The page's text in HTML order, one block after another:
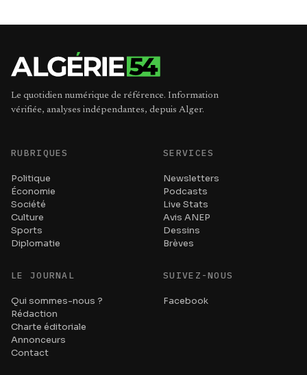
Le quotidien numérique de référence. Information
vérifiée, analyses indépendantes, depuis Alger.
RUBRIQUES
Politique
Économie
Société
Culture
Sports
Diplomatie
SERVICES
Newsletters
Podcasts
Live Stats
Avis ANEP
Dessins
Brèves
LE JOURNAL
Qui sommes-nous ?
Rédaction
Charte éditoriale
Annonceurs
Contact
SUIVEZ-NOUS
Facebook